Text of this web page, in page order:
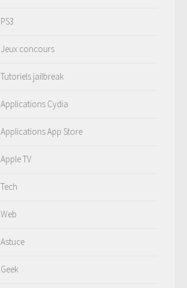
PS3
Jeux concours
Tutoriels jailbreak
Applications Cydia
Applications App Store
Apple TV
Tech
Web
Astuce
Geek